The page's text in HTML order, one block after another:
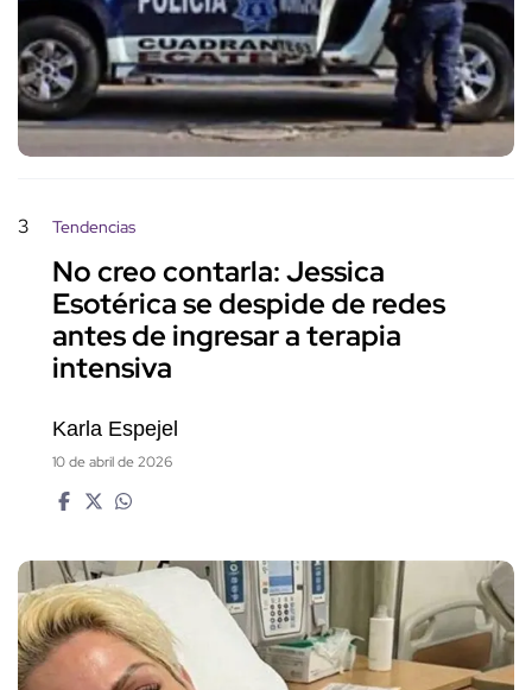
3 Tendencias
No creo contarla: Jessica
Esotérica se despide de redes
antes de ingresar a terapia
intensiva
Karla Espejel
10 de abril de 2026